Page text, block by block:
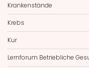
Krankenstände
Krebs
Kur
Lernforum Betriebliche